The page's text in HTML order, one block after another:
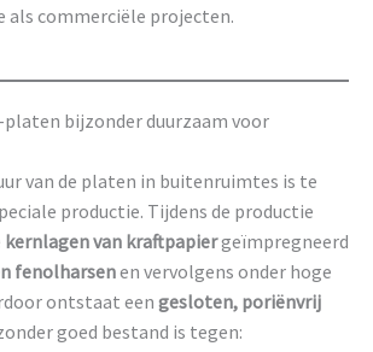
als commerciële projecten.
platen bijzonder duurzaam voor
van de platen in buitenruimtes is te
productie. Tijdens de productie
kernlagen van kraftpapiergeïmpregneerd
fenolharsenen vervolgens onder hoge
ontstaat een gesloten, poriënvrij
goed bestand is tegen: